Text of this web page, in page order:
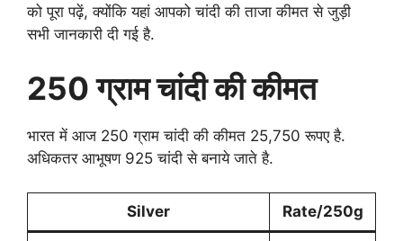
को पूरा पढ़ें, क्योंकि यहां आपको चांदी की ताजा कीमत से जुड़ी
सभी जानकारी दी गई है.
250 ग्राम चांदी की कीमत
भारत में आज 250 ग्राम चांदी की कीमत 25,750 रूपए है.
अधिकतर आभूषण 925 चांदी से बनाये जाते है.
Silver Rate/250g